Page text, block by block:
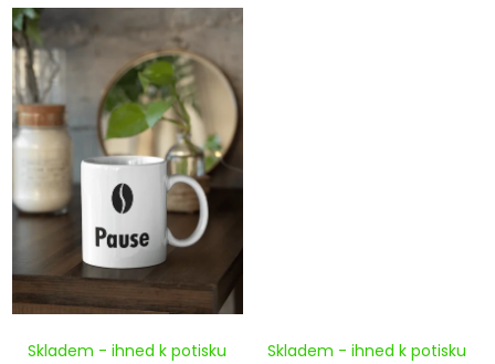
Skladem - ihned k potisku Skladem - ihned k potisku